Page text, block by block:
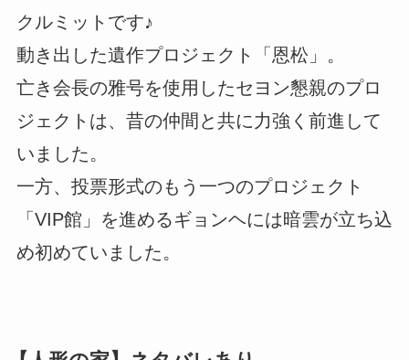
クルミットです♪
動き出した遺作プロジェクト「恩松」。
亡き会長の雅号を使用したセヨン懇親のプロ
ジェクトは、昔の仲間と共に力強く前進して
いました。
一方、投票形式のもう一つのプロジェクト
「VIP館」を進めるギョンヘには暗雲が立ち込
め初めていました。